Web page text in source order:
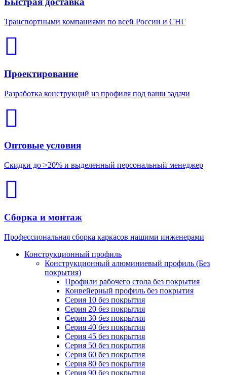
Транспортными компаниями по всей России и СНГ
Проектирование
Разработка конструкций из профиля под ваши задачи
Оптовые условия
Скидки до >20% и выделенный персональный менеджер
Сборка и монтаж
Профессиональная сборка каркасов нашими инженерами
Конструкционный профиль
Конструкционный алюминиевый профиль (Без
покрытия)
Профили рабочего стола без покрытия
Конвейерный профиль без покрытия
Серия 10 без покрытия
Серия 20 без покрытия
Серия 30 без покрытия
Серия 40 без покрытия
Серия 45 без покрытия
Серия 50 без покрытия
Серия 60 без покрытия
Серия 80 без покрытия
Серия 90 без покрытия